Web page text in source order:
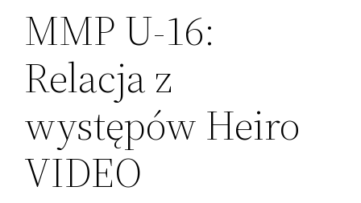
MMP U-16:
Relacja z
występów Heiro
VIDEO